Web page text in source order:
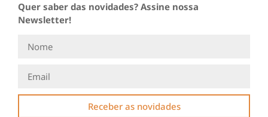
Quer saber das novidades? Assine nossa
Newsletter!
Receber as novidades